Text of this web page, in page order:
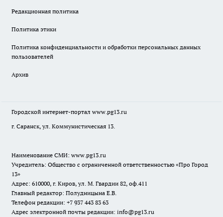
Редакционная политика
Политика этики
Политика конфиденциальности и обработки персональных данных
пользователей
Архив
Городской интернет-портал www.pg13.ru
г. Саранск, ул. Коммунистическая 13.
Наименование СМИ: www.pg13.ru
Учредитель: Общество с ограниченной ответственностью «Про Город
13»
Адрес: 610000, г. Киров, ул. М. Гвардии 82, оф.411
Главный редактор: Полудницына Е.В.
Телефон редакции: +7 937 443 83 63
Адрес электронной почты редакции: info@pg13.ru